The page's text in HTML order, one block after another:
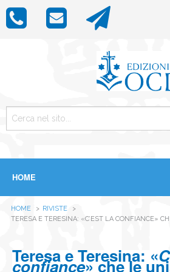
HOME
LIBRI
IMMAGINI
OGGETTISTICA
HOME
RIVISTE
TERESA E TERESINA: «C’EST LA CONFIANCE»
Teresa e Teresina: «
confiance» che le